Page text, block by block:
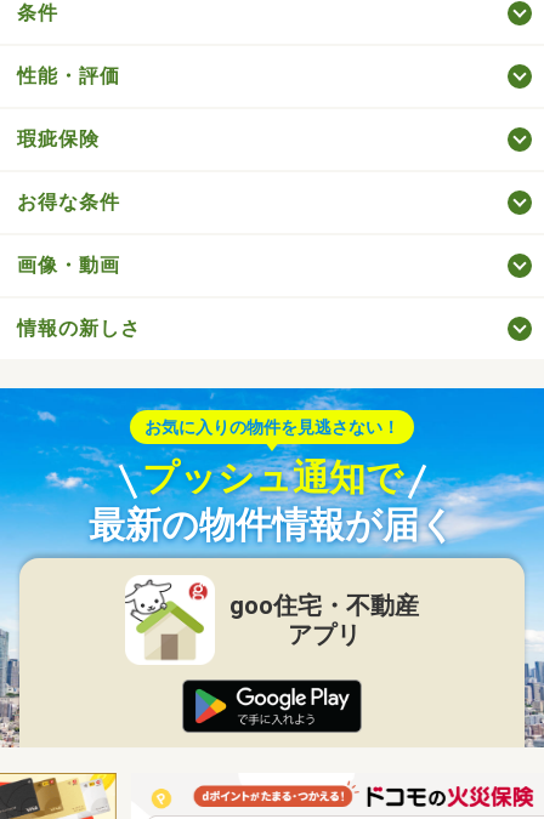
条件
性能・評価
瑕疵保険
お得な条件
画像・動画
情報の新しさ
お気に入りの物件を見逃さない！
プッシュ通知で
最新の物件情報が届く
goo住宅・不動産
アプリ